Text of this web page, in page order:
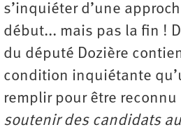
s’inquiéter d’une
début... mais pas la fin !
du député Dozière
condition inquiétante
remplir pour être reconnu
soutenir des candidats